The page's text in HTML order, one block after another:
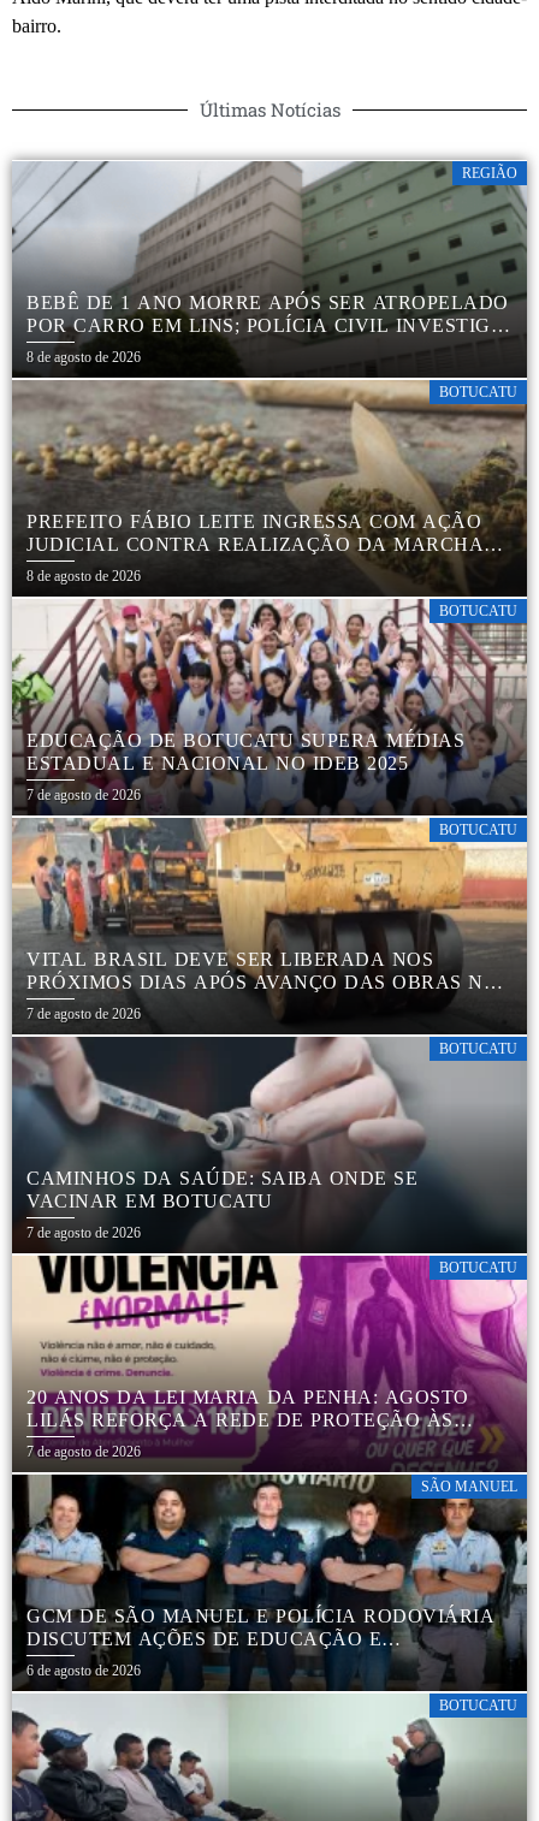
bairro.
Últimas Notícias
REGIÃO
BEBÊ DE 1 ANO MORRE APÓS SER ATROPELADO
POR CARRO EM LINS; POLÍCIA CIVIL INVESTIGA
ACIDENTE
8 de agosto de 2026
BOTUCATU
PREFEITO FÁBIO LEITE INGRESSA COM AÇÃO
JUDICIAL CONTRA REALIZAÇÃO DA MARCHA
DA MACONHA EM BOTUCATU
8 de agosto de 2026
BOTUCATU
EDUCAÇÃO DE BOTUCATU SUPERA MÉDIAS
ESTADUAL E NACIONAL NO IDEB 2025
7 de agosto de 2026
BOTUCATU
VITAL BRASIL DEVE SER LIBERADA NOS
PRÓXIMOS DIAS APÓS AVANÇO DAS OBRAS NA
REGIÃO DA RODOVIÁRIA
7 de agosto de 2026
BOTUCATU
CAMINHOS DA SAÚDE: SAIBA ONDE SE
VACINAR EM BOTUCATU
7 de agosto de 2026
BOTUCATU
20 ANOS DA LEI MARIA DA PENHA: AGOSTO
LILÁS REFORÇA A REDE DE PROTEÇÃO ÀS
MULHERES EM BOTUCATU
7 de agosto de 2026
SÃO MANUEL
GCM DE SÃO MANUEL E POLÍCIA RODOVIÁRIA
DISCUTEM AÇÕES DE EDUCAÇÃO E
SEGURANÇA NO TRÂNSITO
6 de agosto de 2026
BOTUCATU